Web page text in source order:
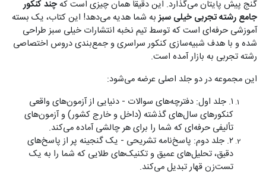
گنج پیش پایتان می‌گذارد. این دقیقاً همان چیزی است کهچند کنکور
جامع رشته تجربی خیلی سبزبه شما هدیه می‌دهد! این کتاب، یک بسته
آموزشی حرفه‌ای است که توسط تیم نخبه انتشارات خیلی سبز طراحی
شده و با هدف شبیه‌سازی کنکور سراسری و جمع‌بندی دروس اختصاصی
رشته تجربی به بازار آمده است.
این مجموعه در دو جلد اصلی عرضه می‌شود:
۱. جلد اول:
دفترچه‌های سوالات - دنیایی از آزمون‌های واقعی
کنکورهای سال‌های گذشته (داخل و خارج کشور) و آزمون‌های
تألیفی حرفه‌ای که شما را برای هر چالشی آماده می‌کند.
۲. جلد دوم: پاسخ‌نامه تشریحی - یک گنجینه پر از پاسخ‌های
دقیق، تحلیل‌های عمیق و تکنیک‌های طلایی که شما را به یک
تست‌زن قهار تبدیل می‌کند.